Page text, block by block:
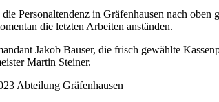
Personaltendenz in Gräfenhausen nach
die letzten Arbeiten anständen.
Jakob Bauser, die frisch gewählte
Martin Steiner.